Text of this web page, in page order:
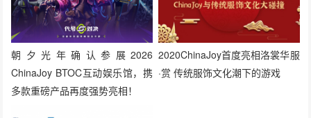
朝夕光年确认参展2026
ChinaJoy BTOC互动娱乐馆，携
多款重磅产品再度强势亮相！
2020ChinaJoy首度亮相洛裳华服
·赏 传统服饰文化潮下的游戏